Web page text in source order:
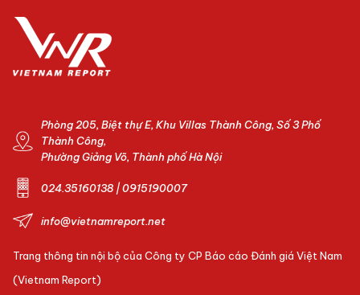
Phòng 205, Biệt thự E, Khu Villas Thành Công, Số 3 Phố
Thành Công,
Phường Giảng Võ, Thành phố Hà Nội
024.35160138 | 0915190007
info@vietnamreport.net
Trang thông tin nội bộ của Công ty CP Báo cáo Đánh giá Việt Nam
(Vietnam Report)